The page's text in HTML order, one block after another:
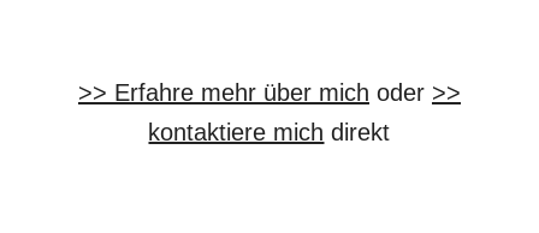
>> Erfahre mehr über mich oder >>
kontaktiere mich direkt